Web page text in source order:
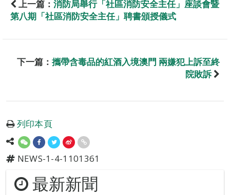
上一篇： 消防局舉行「社區消防安全主任」座談會暨
第八期「社區消防安全主任」聘書頒授儀式
下一篇： 攜帶含毒品的紅酒入境澳門 兩嫌犯上訴至終
院敗訴
列印本頁
NEWS-1-4-1101361
最新新聞